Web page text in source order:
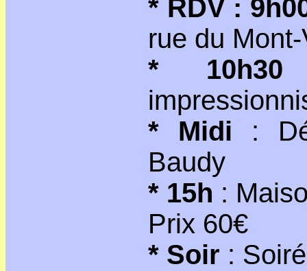
* RDV :
rue du
* 10h30
* Midi :
Baudy
* 15h :
Prix 60€
* Soir :